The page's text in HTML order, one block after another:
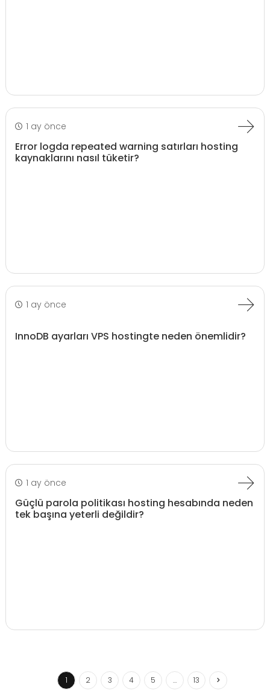
1 ay önce
Error logda repeated warning satırları hosting
kaynaklarını nasıl tüketir?
1 ay önce
InnoDB ayarları VPS hostingte neden önemlidir?
1 ay önce
Güçlü parola politikası hosting hesabında neden
tek başına yeterli değildir?
1 2 3 4 5 … 13